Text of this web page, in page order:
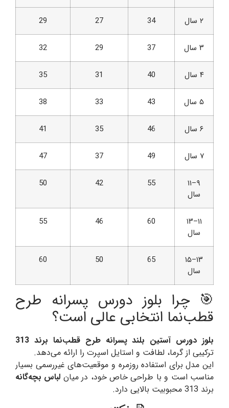
۲ سال 34
27
29
۳ سال 37
29
32
۴ سال 40
31
35
۵ سال 43
33
38
۶ سال 46
35
41
۷ سال 49
37
47
۹–۱۱
سال
55
42
50
۱۱–۱۳
سال
60
46
55
۱۳–۱۵
سال
65
50
60
🎯 چرا بلوز دورس پسرانه طرح
قطب‌نما انتخابی عالی است؟
بلوز دورس آستین بلند پسرانه طرح قطب‌نما برند 313
ترکیبی از گرما، لطافت و استایل اسپرت را ارائه می‌دهد.
این مدل برای استفاده روزمره و موقعیت‌های غیررسمی بسیار
مناسب است و با طراحی خاص خود، در میان لباس بچه‌گانه
برند 313 محبوبیت بالایی دارد.